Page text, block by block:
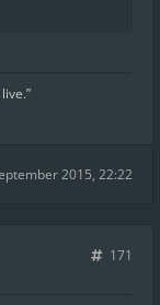
2015, 22:22
171